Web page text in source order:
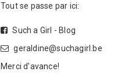
Tout se passe par ici:
Such a Girl - Blog
geraldine@suchagirl.be
Merci d'avance!